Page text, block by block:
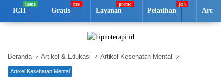
Langsung
konten
ICH Gratis Layanan Pelatihan
Beranda Artikel & Edukasi Artikel Kesehatan Mental
Artikel Kesehatan Mental